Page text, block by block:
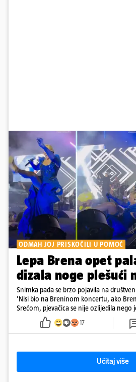
ODMAH JOJ PRISKOČILI U POMOĆ
Lepa Brena opet
dizala noge plešući
Snimka pada se brzo pojavila na
'Nisi bio na Breninom koncertu, ako
Srećom, pjevačica se nije ozlijedila nego
17
Učitaj više